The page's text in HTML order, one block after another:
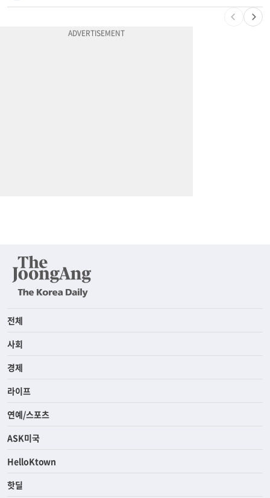
전체
사회
경제
라이프
연예/스포츠
ASK미국
HelloKtown
핫딜